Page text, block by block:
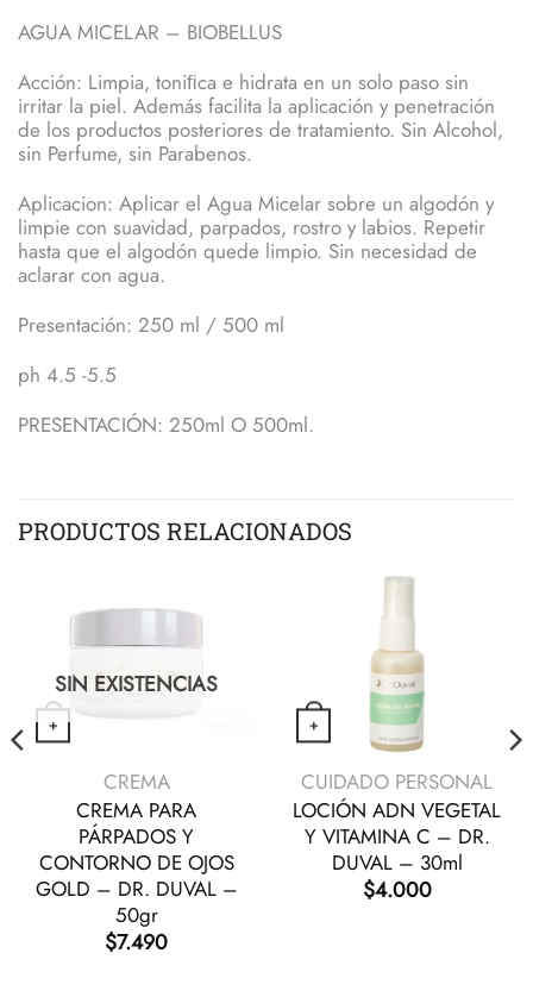
AGUA MICELAR – BIOBELLUS
Acción: Limpia, toniﬁca e hidrata en un solo paso sin
irritar la piel. Además facilita la aplicación y penetración
de los productos posteriores de tratamiento. Sin Alcohol,
sin Perfume, sin Parabenos.
Aplicacion: Aplicar el Agua Micelar sobre un algodón y
limpie con suavidad, parpados, rostro y labios. Repetir
hasta que el algodón quede limpio. Sin necesidad de
aclarar con agua.
Presentación: 250 ml / 500 ml
ph 4.5 -5.5
PRESENTACIÓN: 250ml O 500ml.
PRODUCTOS RELACIONADOS
+
VISTA RÁPIDA
SIN EXISTENCIAS
CREMA
CREMA PARA
PÁRPADOS Y
CONTORNO DE OJOS
GOLD – DR. DUVAL –
50gr
$7.490
+
VISTA RÁPIDA
CUIDADO PERSONAL
LOCIÓN ADN VEGETAL
Y VITAMINA C – DR.
DUVAL – 30ml
$4.000